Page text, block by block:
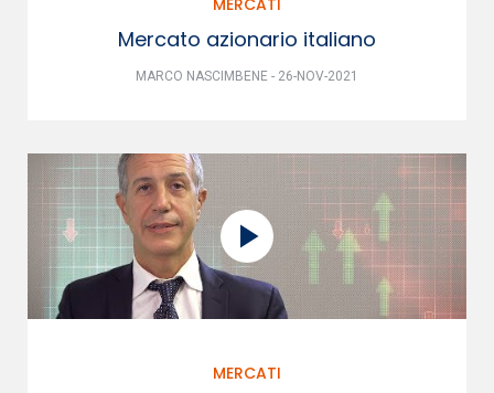
MERCATI
Mercato azionario italiano
MARCO NASCIMBENE - 26-NOV-2021
MERCATI